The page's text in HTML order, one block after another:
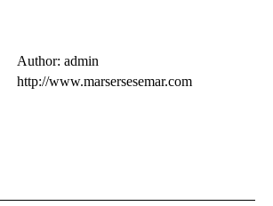
Author: admin
http://www.marsersesemar.com